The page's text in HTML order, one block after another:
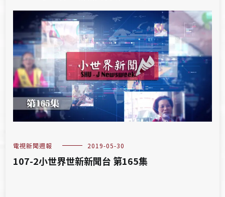
電視新聞週報 2019-05-30
107-2小世界世新新聞台 第165集